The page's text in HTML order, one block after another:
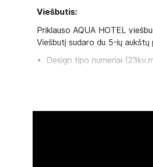
Viešbutis:
Priklauso AQUA HOTEL
Viešbutį sudaro du 5-ių
Design tipo numeriai
rankšluosčiai-nemokamai,
Junior suite tipo numeriai